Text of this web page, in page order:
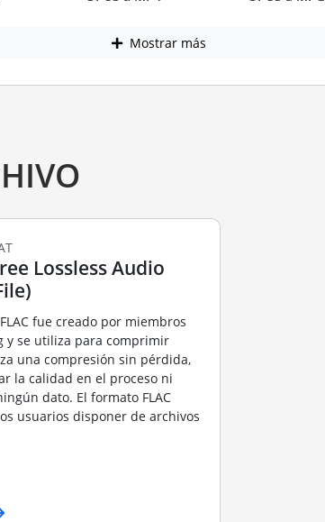
Mostrar más
Lossless Audio
fue creado por miembros
y se utiliza para comprimir
una compresión sin pérdida,
la calidad en el proceso ni
dato. El formato FLAC
usuarios disponer de archivos